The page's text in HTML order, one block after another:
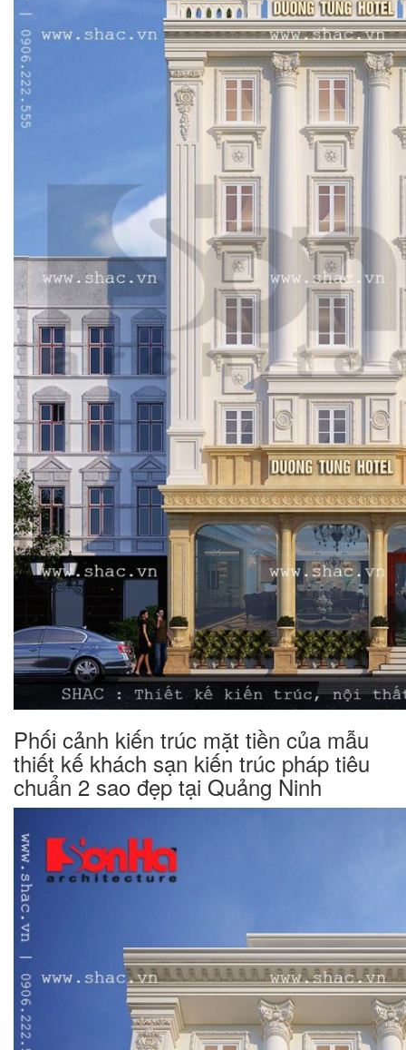
Phối cảnh kiến trúc mặt tiền của mẫu
thiết kế khách sạn kiến trúc pháp tiêu
chuẩn 2 sao đẹp tại Quảng Ninh